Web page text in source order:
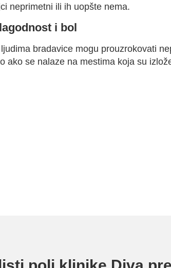
neprimetni ili ih uopšte nema.
i bol
bradavice mogu prouzrokovati
ako se nalaze na mestima koja su